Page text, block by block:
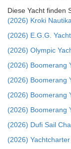
Diese Yacht finden
(2026) Kroki
(2026) E.G.G.
(2026) Olympic
(2026) Boomerang
(2026) Boomerang
(2026) Boomerang
(2026) Boomerang
(2026) Dufi Sail
(2026)